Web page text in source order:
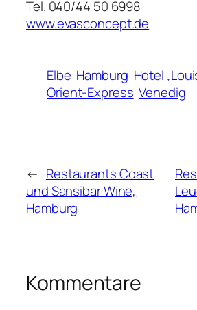
Tel. 040/44 50 6998
www.evasconcept.de
Elbe Hamburg Hotel
Orient-Express Venedig
← Restaurants Coast
und Sansibar Wine,
Hamburg
Kommentare